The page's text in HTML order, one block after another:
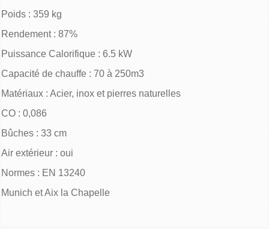
Poids : 359 kg
Rendement : 87%
Puissance Calorifique : 6.5 kW
Capacité de chauffe : 70 à 250m3
Matériaux : Acier, inox et pierres naturelles
CO : 0,086
Bûches : 33 cm
Air extérieur : oui
Normes : EN 13240
Munich et Aix la Chapelle